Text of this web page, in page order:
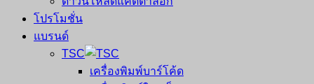
โปรโมชั่น
แบรนด์
TSC
เครื่องพิมพ์บาร์โค้ด